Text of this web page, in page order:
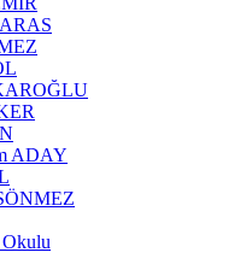
ADAY